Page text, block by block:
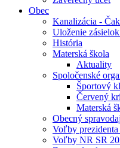
Obec
Kanalizácia -
Uloženie
História
Materská škola
Aktuality
Spoločenské
Športový
Červený
Materská
Obecný spravodaj
Voľby prezidenta
Voľby NR SR